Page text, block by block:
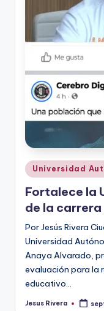
Publicado
en
Universidad
Fortalece la
de la
Por Jesús Rivera
Universidad
Anaya Alvarado,
evaluación para la
educativo…
Publicado
Jesus Rivera